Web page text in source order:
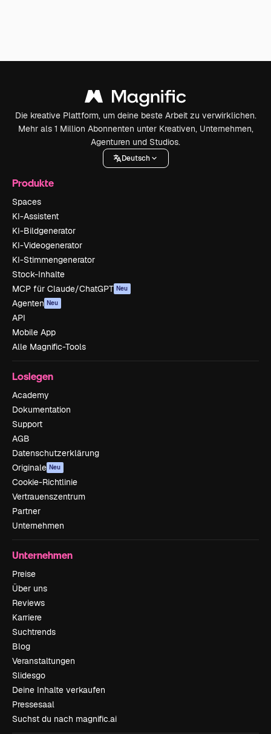
Die kreative Plattform, um deine beste Arbeit zu verwirklichen.
Mehr als 1 Million Abonnenten unter Kreativen, Unternehmen,
Agenturen und Studios.
Deutsch
Produkte
Spaces
KI-Assistent
KI-Bildgenerator
KI-Videogenerator
KI-Stimmengenerator
Stock-Inhalte
MCP für Claude/ChatGPT Neu
Agenten Neu
API
Mobile App
Alle Magnific-Tools
Loslegen
Academy
Dokumentation
Support
AGB
Datenschutzerklärung
Originale Neu
Cookie-Richtlinie
Vertrauenszentrum
Partner
Unternehmen
Unternehmen
Preise
Über uns
Reviews
Karriere
Suchtrends
Blog
Veranstaltungen
Slidesgo
Deine Inhalte verkaufen
Pressesaal
Suchst du nach magnific.ai